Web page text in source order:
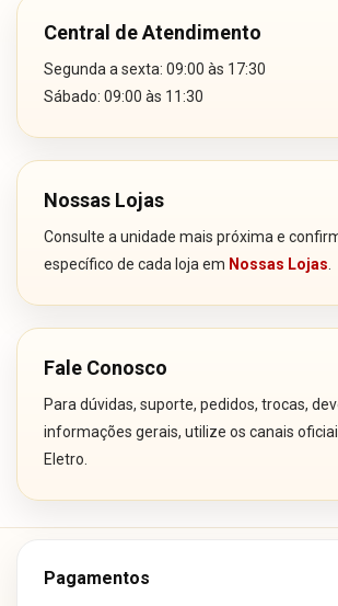
Central de Atendimento
Segunda a sexta: 09:00 às 17:30
Sábado: 09:00 às 11:30
Nossas Lojas
Consulte a unidade mais próxima e
específico de cada loja em Nossas Lojas
Fale Conosco
Para dúvidas, suporte, pedidos, trocas,
informações gerais, utilize os canais
Eletro.
Pagamentos